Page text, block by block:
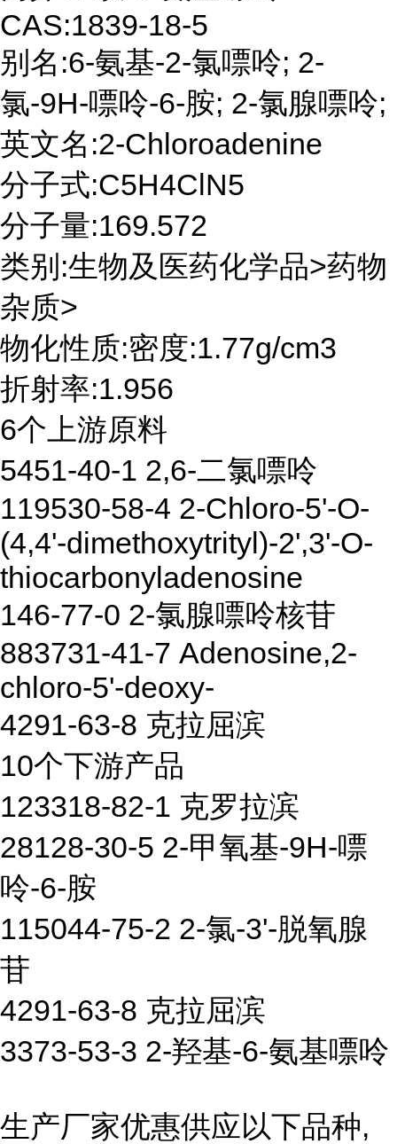
CAS:1839-18-5
别名:6-氨基-2-氯嘌呤; 2-
氯-9H-嘌呤-6-胺; 2-氯腺嘌呤;
英文名:2-Chloroadenine
分子式:C5H4ClN5
分子量:169.572
类别:生物及医药化学品>药物
杂质>
物化性质:密度:1.77g/cm3
折射率:1.956
6个上游原料
5451-40-1 2,6-二氯嘌呤
119530-58-4 2-Chloro-5'-O-
(4,4'-dimethoxytrityl)-2',3'-O-
thiocarbonyladenosine
146-77-0 2-氯腺嘌呤核苷
883731-41-7 Adenosine,2-
chloro-5'-deoxy-
4291-63-8 克拉屈滨
10个下游产品
123318-82-1 克罗拉滨
28128-30-5 2-甲氧基-9H-嘌
呤-6-胺
115044-75-2 2-氯-3'-脱氧腺
苷
4291-63-8 克拉屈滨
3373-53-3 2-羟基-6-氨基嘌呤
生产厂家优惠供应以下品种,